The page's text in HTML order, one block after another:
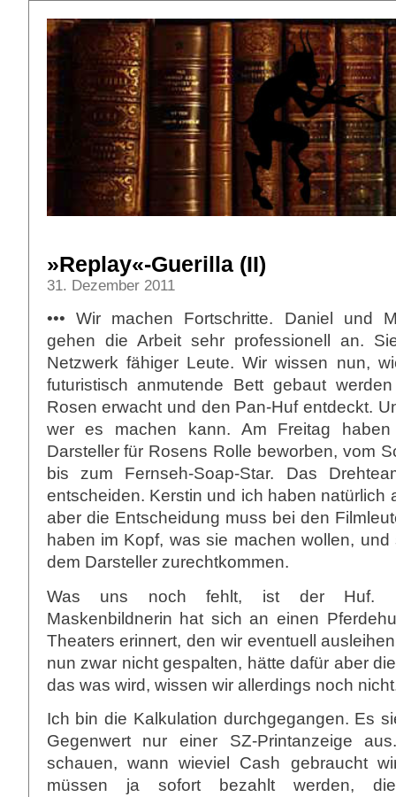
»Replay«-Guerilla (II)
31. Dezember 2011
••• Wir machen Fortschritte. Daniel und
gehen die Arbeit sehr professionell an.
Netzwerk fähiger Leute. Wir wissen nun,
futuristisch anmutende Bett gebaut
Rosen erwacht und den Pan-Huf entdeckt.
wer es machen kann. Am Freitag
Darsteller für Rosens Rolle beworben, vom
bis zum Fernseh-Soap-Star. Das
entscheiden. Kerstin und ich haben natürlich
aber die Entscheidung muss bei den
haben im Kopf, was sie machen wollen,
dem Darsteller zurechtkommen.
Was uns noch fehlt, ist der Huf.
Maskenbildnerin hat sich an einen
Theaters erinnert, den wir eventuell
nun zwar nicht gespalten, hätte dafür aber
das was wird, wissen wir allerdings noch
Ich bin die Kalkulation durchgegangen. Es
Gegenwert nur einer SZ-Printanzeige
schauen, wann wieviel Cash gebraucht
müssen ja sofort bezahlt werden,